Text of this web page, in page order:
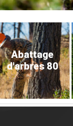
Abattage
d'arbres 80